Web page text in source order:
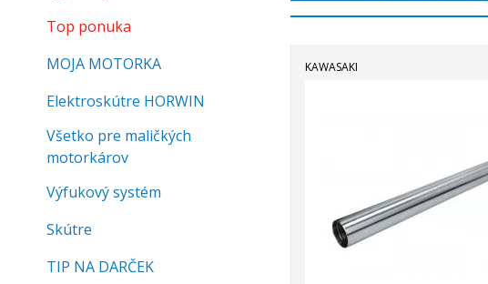
KAWASAKI
Top ponuka
MOJA MOTORKA
Elektroskútre HORWIN
Všetko pre maličkých
motorkárov
Výfukový systém
Skútre
TIP NA DARČEK